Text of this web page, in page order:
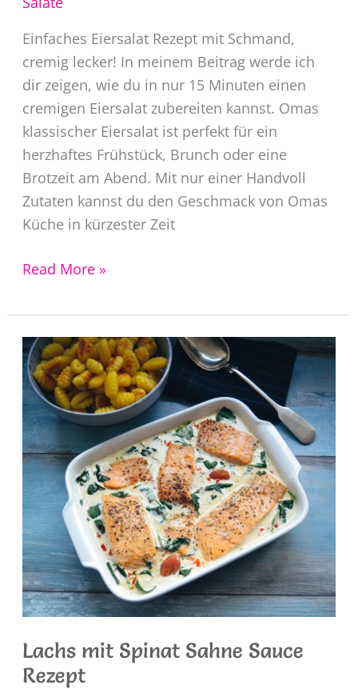
Einfaches Eiersalat Rezept mit Schmand,
cremig lecker! In meinem Beitrag werde ich
dir zeigen, wie du in nur 15 Minuten einen
cremigen Eiersalat zubereiten kannst. Omas
klassischer Eiersalat ist perfekt für ein
herzhaftes Frühstück, Brunch oder eine
Brotzeit am Abend. Mit nur einer Handvoll
Zutaten kannst du den Geschmack von Omas
Küche in kürzester Zeit
Einfaches
Rezept
mit
Schmand
Read More »
Lachs mit Spinat Sahne Sauce
Rezept